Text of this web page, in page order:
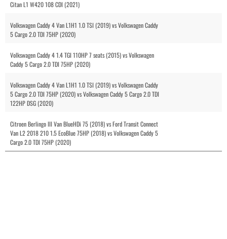
Citan L1 W420 108 CDI (2021)
Volkswagen Caddy 4 Van L1H1 1.0 TSI (2019) vs Volkswagen Caddy
5 Cargo 2.0 TDI 75HP (2020)
Volkswagen Caddy 4 1.4 TGI 110HP 7 seats (2015) vs Volkswagen
Caddy 5 Cargo 2.0 TDI 75HP (2020)
Volkswagen Caddy 4 Van L1H1 1.0 TSI (2019) vs Volkswagen Caddy
5 Cargo 2.0 TDI 75HP (2020) vs Volkswagen Caddy 5 Cargo 2.0 TDI
122HP DSG (2020)
Citroen Berlingo III Van BlueHDi 75 (2018) vs Ford Transit Connect
Van L2 2018 210 1.5 EcoBlue 75HP (2018) vs Volkswagen Caddy 5
Cargo 2.0 TDI 75HP (2020)